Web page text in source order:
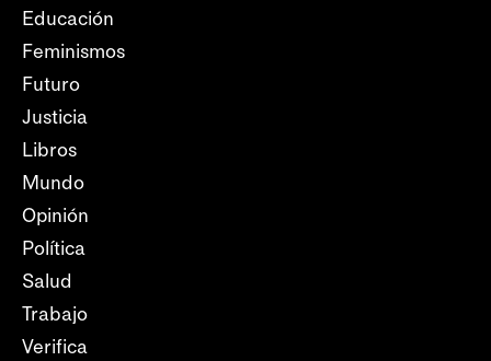
Educación
Feminismos
Futuro
Justicia
Libros
Mundo
Opinión
Política
Salud
Trabajo
Verifica